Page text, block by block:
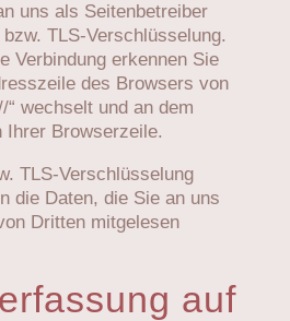
uns als Seitenbetreiber
TLS-Verschlüsselung.
Verbindung erkennen Sie
des Browsers von
“ wechselt und an dem
Ihrer Browserzeile.
TLS-Verschlüsselung
die Daten, die Sie an uns
Dritten mitgelesen
auf